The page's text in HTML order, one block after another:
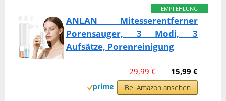
EMPFEHLUNG
ANLAN Mitesserentferner
Porensauger, 3 Modi, 3
Aufsätze, Porenreinigung
15,99 €
29,99 €
Bei Amazon ansehen